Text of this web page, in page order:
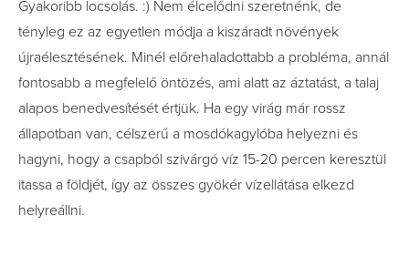
Gyakoribb locsolás. :) Nem élcelődni szeretnénk, de
tényleg ez az egyetlen módja a kiszáradt növények
újraélesztésének. Minél előrehaladottabb a probléma, annál
fontosabb a megfelelő öntözés, ami alatt az áztatást, a talaj
alapos benedvesítését értjük. Ha egy virág már rossz
állapotban van, célszerű a mosdókagylóba helyezni és
hagyni, hogy a csapból szivárgó víz 15-20 percen keresztül
itassa a földjét, így az összes gyökér vízellátása elkezd
helyreállni.